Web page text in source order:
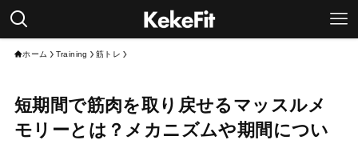
ホーム Training 筋トレ
短期間で筋肉を取り戻せるマッスルメ
モリーとは？メカニズムや期間につい